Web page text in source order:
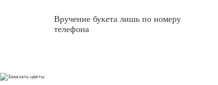
Вручение букета лишь по номеру
телефона